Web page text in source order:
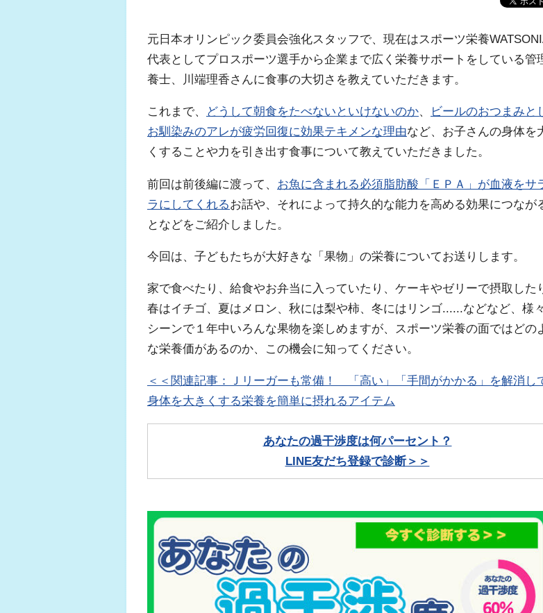
元日本オリンピック委員会強化スタッフで、現在はスポーツ栄養
代表としてプロスポーツ選手から企業まで広く栄養サポートをしている管
養士、川端理香さんに食事の大切さを教えていただきます。
これまで、 どうして朝食をたべないといけないのか、
ビールのおつまみと
お馴染みのアレが疲労回復に効果テキメンな理由など、お子さんの身体を
くすることや力を引き出す食事について教えていただきました。
前回は前後編に渡って、 お魚に含まれる必須脂肪酸「ＥＰＡ」が血液をサ
ラにしてくれるお話や、それによって持久的な能力を高める効果につなが
となどをご紹介しました。
今回は、子どもたちが大好きな「果物」の栄養についてお送りします。
家で食べたり、給食やお弁当に入っていたり、ケーキやゼリーで摂取した
春はイチゴ、夏はメロン、秋には梨や柿、冬にはリンゴ......などなど、様
シーンで１年中いろんな果物を楽しめますが、スポーツ栄養の面ではどの
な栄養価があるのか、この機会に知ってください。
＜＜関連記事：Ｊリーガーも常備！ 「高い」「手間がかかる」を解消し
身体を大きくする栄養を簡単に摂れるアイテム
あなたの過干渉度は何パーセント？
LINE友だち登録で診断＞＞
ふくらはぎの張りや疲れに
ジュニアレッグリカバリー